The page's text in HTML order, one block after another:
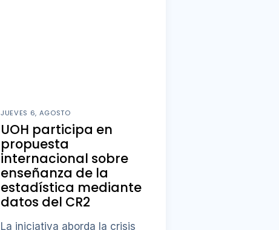
JUEVES 6, AGOSTO
UOH participa en
propuesta
internacional sobre
enseñanza de la
estadística mediante
datos del CR2
La iniciativa aborda la crisis